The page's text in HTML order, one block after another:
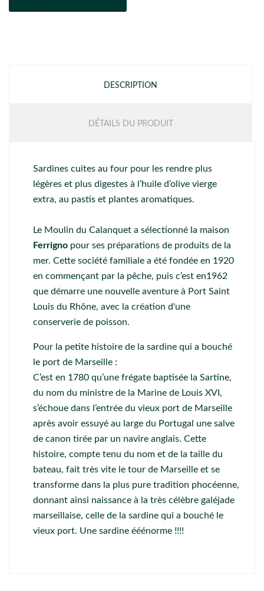
DESCRIPTION
DÉTAILS DU PRODUIT
Sardines cuites au four pour les rendre plus
légères et plus digestes à l’huile d’olive vierge
extra, au pastis et plantes aromatiques.
Le Moulin du Calanquet a sélectionné la maison
Ferrigno pour ses préparations de produits de la
mer. Cette société familiale a été fondée en 1920
en commençant par la pêche, puis c’est en1962
que démarre une nouvelle aventure à Port Saint
Louis du Rhône, avec la création d'une
conserverie de poisson.
Pour la petite histoire de la sardine qui a bouché
le port de Marseille :
C’est en 1780 qu’une frégate baptisée la Sartine,
du nom du ministre de la Marine de Louis XVI,
s’échoue dans l’entrée du vieux port de Marseille
après avoir essuyé au large du Portugal une salve
de canon tirée par un navire anglais. Cette
histoire, compte tenu du nom et de la taille du
bateau, fait très vite le tour de Marseille et se
transforme dans la plus pure tradition phocéenne,
donnant ainsi naissance à la très célèbre galéjade
marseillaise, celle de la sardine qui a bouché le
vieux port. Une sardine ééénorme !!!!